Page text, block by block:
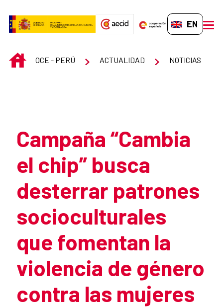
EN-GB
INICIOOCE - PERÚ ACTUALIDAD NOTICIAS
Campaña “Cambia
el chip” busca
desterrar patrones
socioculturales
que fomentan la
violencia de género
contra las mujeres